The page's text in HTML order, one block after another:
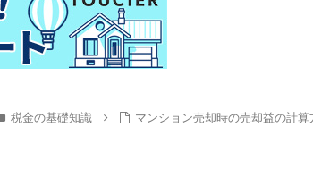
税金の基礎知識 マンション売却時の売却益の計